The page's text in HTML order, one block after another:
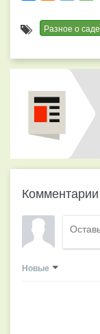
Разное о саде
Комментарии
Новые